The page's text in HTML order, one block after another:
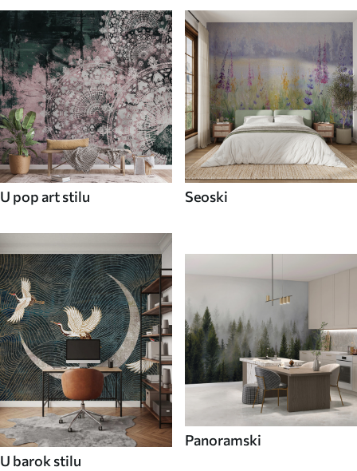
U pop art stilu Seoski
U barok stilu
Panoramski